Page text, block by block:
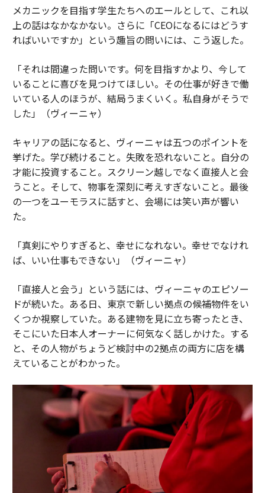
メカニックを目指す学生たちへのエールとして、これ以
上の話はなかなかない。さらに「CEOになるにはどうす
ればいいですか」という趣旨の問いには、こう返した。
「それは間違った問いです。何を目指すかより、今して
いることに喜びを見つけてほしい。その仕事が好きで働
いている人のほうが、結局うまくいく。私自身がそうで
した」（ヴィーニャ）
キャリアの話になると、ヴィーニャは五つのポイントを
挙げた。学び続けること。失敗を恐れないこと。自分の
才能に投資すること。スクリーン越しでなく直接人と会
うこと。そして、物事を深刻に考えすぎないこと。最後
の一つをユーモラスに話すと、会場には笑い声が響い
た。
「真剣にやりすぎると、幸せになれない。幸せでなけれ
ば、いい仕事もできない」（ヴィーニャ）
「直接人と会う」という話には、ヴィーニャのエピソー
ドが続いた。ある日、東京で新しい拠点の候補物件をい
くつか視察していた。ある建物を見に立ち寄ったとき、
そこにいた日本人オーナーに何気なく話しかけた。する
と、その人物がちょうど検討中の2拠点の両方に店を構
えていることがわかった。